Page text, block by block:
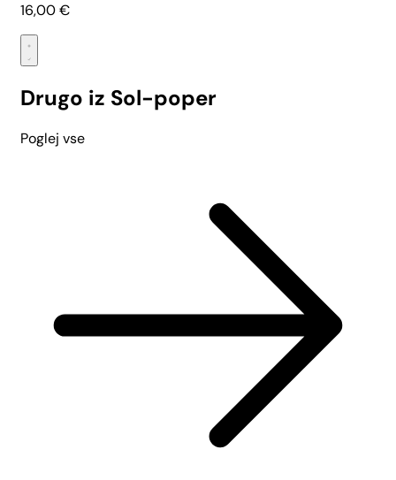
16,00€
Drugo iz Sol-poper
Poglej vse